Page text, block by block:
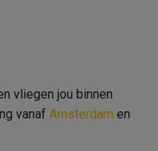
vliegen jou binnen
vanaf Amsterdam en